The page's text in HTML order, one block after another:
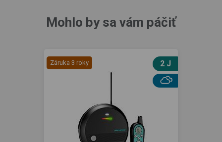
Mohlo by sa vám páčiť
Záruka 3 roky 2 J